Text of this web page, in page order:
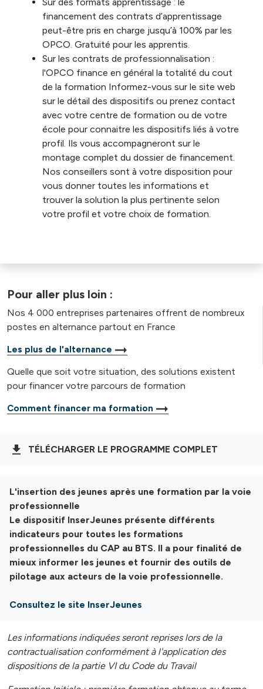
financement des contrats d’apprentissage
peut-être pris en charge jusqu’à 100% par les
OPCO. Gratuité pour les apprentis.
Sur les contrats de professionnalisation :
l'OPCO finance en général la totalité du cout
de la formation Informez-vous sur le site web
sur le détail des dispositifs ou prenez contact
avec votre centre de formation ou de votre
école pour connaitre les dispositifs liés à votre
profil. Ils vous accompagneront sur le
montage complet du dossier de financement.
Nos conseillers sont à votre disposition pour
vous donner toutes les informations et
trouver la solution la plus pertinente selon
votre profil et votre choix de formation.
Pour aller plus loin :
Nos 4 000 entreprises partenaires offrent de nombreux
postes en alternance partout en France
Les plus de l'alternance
Quelle que soit votre situation, des solutions existent
pour financer votre parcours de formation
Comment financer ma formation
TÉLÉCHARGER LE PROGRAMME COMPLET
L'insertion des jeunes après une formation par la voie
professionnelle
Le dispositif InserJeunes présente différents
indicateurs pour toutes les formations
professionnelles du CAP au BTS. Il a pour finalité de
mieux informer les jeunes et fournir des outils de
pilotage aux acteurs de la voie professionnelle.
Consultez le site InserJeunes
Les informations indiquées seront reprises lors de la
contractualisation conformément à l'application des
dispositions de la partie VI du Code du Travail